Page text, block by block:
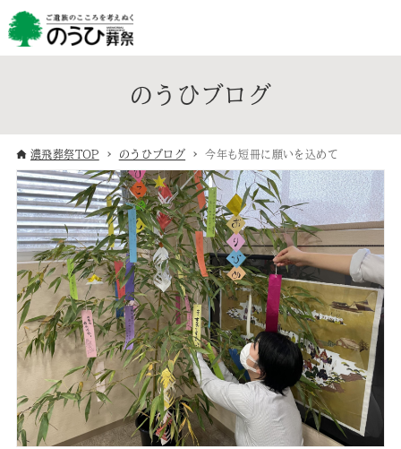
のうひブログ
濃飛葬祭TOP のうひブログ 今年も短冊に願いを込めて